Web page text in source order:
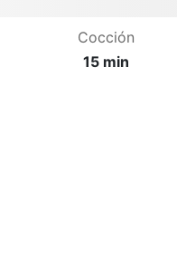
Cocción
15 min